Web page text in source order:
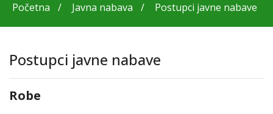
Početna Javna nabava Postupci javne nabave
Postupci javne nabave
Robe